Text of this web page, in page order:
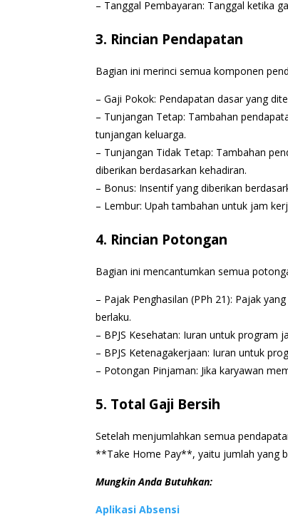
– Tanggal Pembayaran: Tanggal ketika
3. Rincian Pendapatan
Bagian ini merinci semua komponen
– Gaji Pokok: Pendapatan dasar yang
– Tunjangan Tetap: Tambahan
tunjangan keluarga.
– Tunjangan Tidak Tetap: Tambahan
diberikan berdasarkan kehadiran.
– Bonus: Insentif yang diberikan
– Lembur: Upah tambahan untuk jam
4. Rincian Potongan
Bagian ini mencantumkan semua
– Pajak Penghasilan (PPh 21): Pajak
berlaku.
– BPJS Kesehatan: Iuran untuk program
– BPJS Ketenagakerjaan: Iuran untuk
– Potongan Pinjaman: Jika karyawan
5. Total Gaji Bersih
Setelah menjumlahkan semua
**Take Home Pay**, yaitu jumlah yang
Mungkin Anda Butuhkan:
Aplikasi Absensi